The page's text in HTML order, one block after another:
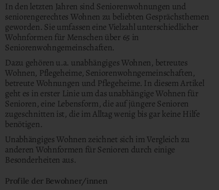
In den letzten Jahren sind Seniorenwohnungen und
seniorengerechtes Wohnen zu beliebten Gesprächsthemen
geworden. Sie umfassen eine Vielzahl unterschiedlicher
Wohnformen für Menschen über 65 in
Seniorenwohngemeinschaften.
Dazu gehören u.a. unabhängiges Wohnen, betreutes
Wohnen, Pflegeheime, Seniorenwohngemeinschaften,
betreute Wohnungen und Pflegeheime. In diesem Artikel
geht es in erster Linie um das unabhängige Wohnen für
Senioren, eine Lebensform, die auf jüngere Senioren
zugeschnitten ist, die im Alltag wenig bis gar keine Hilfe
benötigen.
Unabhängiges Wohnen zeichnet sich im Vergleich zu
anderen Wohnformen für Senioren durch einige
Besonderheiten aus.
Profile der Bewohner/innen